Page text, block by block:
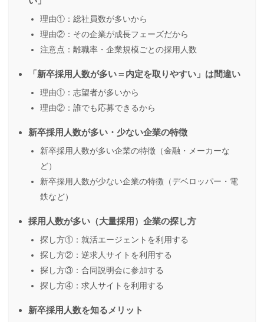
理由①：総社員数が多いから
理由②：その企業が成長フェーズだから
注意点：離職率・企業規模ごとの採用人数
「新卒採用人数が多い＝内定を取りやすい」は間違い
理由①：志望者が多いから
理由②：誰でも応募できるから
新卒採用人数が多い・少ない企業の特徴
新卒採用人数が多い企業の特徴（金融・メーカーな
ど）
新卒採用人数が少ない企業の特徴（デベロッパー・電
鉄など）
採用人数が多い（大量採用）企業の探し方
探し方①：就活エージェントを利用する
探し方②：逆求人サイトを利用する
探し方③：合同説明会に参加する
探し方④：求人サイトを利用する
新卒採用人数を知るメリット